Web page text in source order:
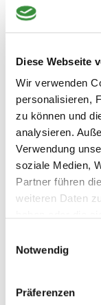
Diese Webseite
Wir verwenden
personalisieren,
zu können und
analysieren.
Verwendung
soziale Medien,
Partner führen
weiteren Daten
Notwendig
Präferenzen
Entdecken Sie
Käsesorten, die
cremigen,